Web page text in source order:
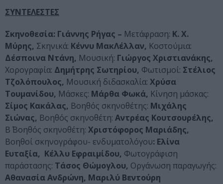
ΣΥΝΤΕΛΕΣΤΕΣ
Σκηνοθεσία: Γιάννης Ρήγας – Μετάφραση: Κ. Χ.
Μύρης, Σκηνικά: Κέννυ ΜακΛέλλαν, Κοστούμια:
Δέσποινα Ντάνη, Μουσική: Γιώργος Χριστιανάκης,
Χορογραφία: Δημήτρης Σωτηρίου, Φωτισμοί: Στέλιος
Τζολόπουλος, Μουσική διδασκαλία: Χρύσα
Τουμανίδου, Μάσκες: Μάρθα Φωκά, Κίνηση μάσκας:
Σίμος Κακάλας, Βοηθός σκηνοθέτης: Μιχάλης
Σιώνας, Βοηθός σκηνοθέτη: Αντρέας Κουτσουρέλης,
Β΄ Βοηθός σκηνοθέτη: Χριστόφορος Μαριάδης,
Βοηθοί σκηνογράφου- ενδυματολόγου: Ελίνα
Ευταξία, Κέλλυ Εφραιμίδου, Φωτογράφιση
παράστασης: Τάσος Θώμογλου, Οργάνωση παραγωγής:
Αθανασία Ανδρώνη, Μαριλύ Βεντούρη